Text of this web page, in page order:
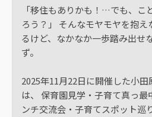
「移住もありかも！…でも、こ
ろう？」 そんなモヤモヤを抱
るけど、なかなか一歩踏み出せ
ず。
2025年11月22日に開催した小
は、 保育園見学・子育て真っ
ンチ交流会・子育てスポット巡